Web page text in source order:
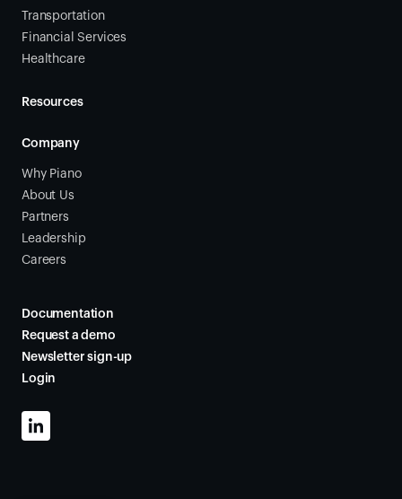
Transportation
Financial Services
Healthcare
Resources
Company
Why Piano
About Us
Partners
Leadership
Careers
Documentation
Request a demo
Newsletter sign-up
Login